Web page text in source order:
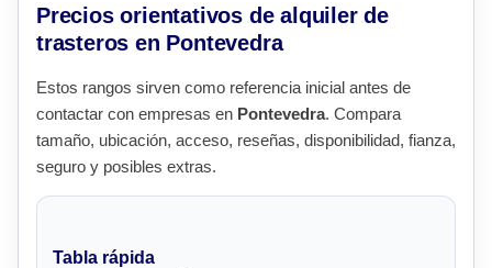
Precios orientativos de alquiler de
trasteros en Pontevedra
Estos rangos sirven como referencia inicial antes de
contactar con empresas en Pontevedra. Compara
tamaño, ubicación, acceso, reseñas, disponibilidad, fianza,
seguro y posibles extras.
Tabla rápida